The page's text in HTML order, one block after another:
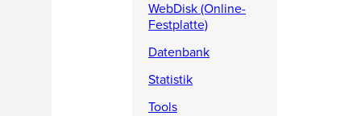
WebDisk (Online-
Festplatte)
Datenbank
Statistik
Tools